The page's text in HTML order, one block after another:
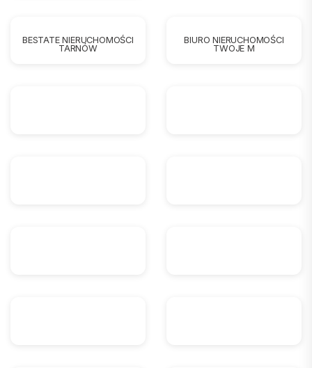
BESTATE NIERUCHOMOŚCI
TARNÓW
BIURO NIERUCHOMOŚCI
TWOJE M